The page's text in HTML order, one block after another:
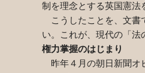
制を理念とする英国憲法
こうしたことを、文書
い。これが、現代の「
権力掌握のはじまり
昨年４月の朝日新聞オ